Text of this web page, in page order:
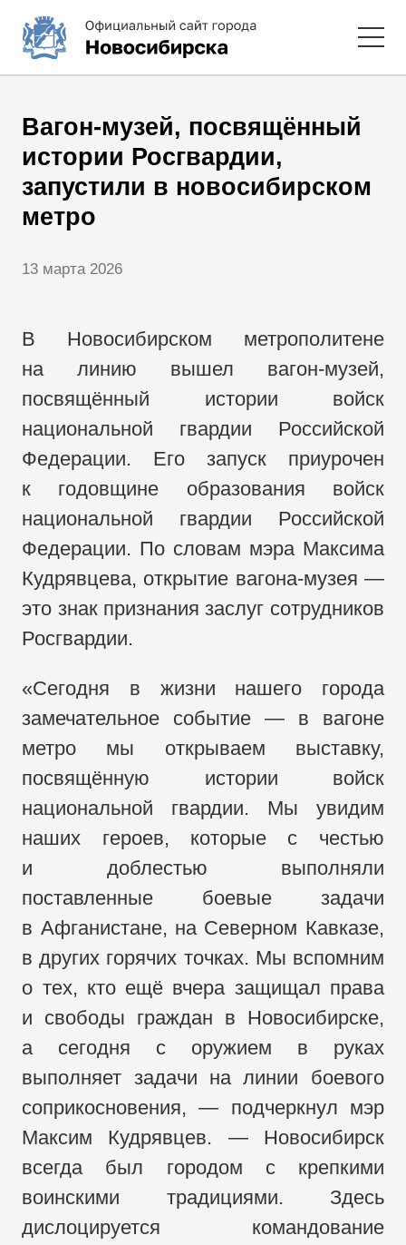
Вагон-музей, посвящённый
истории Росгвардии,
запустили в новосибирском
метро
13 марта 2026
В Новосибирском метрополитене
на линию вышел вагон-музей,
посвящённый истории войск
национальной гвардии Российской
Федерации. Его запуск приурочен
к годовщине образования войск
национальной гвардии Российской
Федерации. По словам мэра Максима
Кудрявцева, открытие вагона-музея —
это знак признания заслуг сотрудников
Росгвардии.
«Сегодня в жизни нашего города
замечательное событие — в вагоне
метро мы открываем выставку,
посвящённую истории войск
национальной гвардии. Мы увидим
наших героев, которые с честью
и доблестью выполняли
поставленные боевые задачи
в Афганистане, на Северном Кавказе,
в других горячих точках. Мы вспомним
о тех, кто ещё вчера защищал права
и свободы граждан в Новосибирске,
а сегодня с оружием в руках
выполняет задачи на линии боевого
соприкосновения, — подчеркнул мэр
Максим Кудрявцев. — Новосибирск
всегда был городом с крепкими
воинскими традициями. Здесь
дислоцируется командование